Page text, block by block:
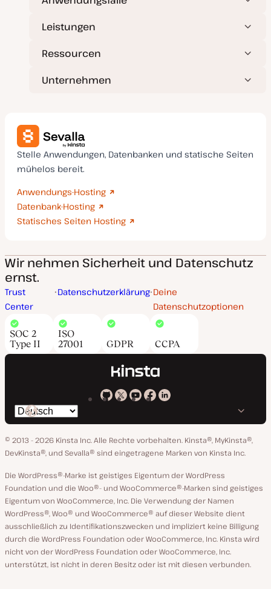
i
t
Leistungen
Ressourcen
Unternehmen
Stelle Anwendungen, Datenbanken und statische Seiten
mühelos bereit.
Anwendungs-Hosting
Datenbank-Hosting
Statisches Seiten Hosting
Wir nehmen Sicherheit und Datenschutz
ernst.
Trust
Center
Datenschutzerklärung Deine
Datenschutzoptionen
SOC 2
Type II
ISO
27001
GDPR CCPA
Kinsta
GitHub
Kinsta
X
Kinsta
YouTube
Kinsta
Facebook
Kinsta
LinkedIn
Spräche
ändern
© 2013 - 2026 Kinsta Inc. Alle Rechte vorbehalten. Kinsta®, MyKinsta®,
DevKinsta®, und Sevalla® sind eingetragene Marken von Kinsta Inc.
Die WordPress®-Marke ist geistiges Eigentum der WordPress
Foundation und die Woo®- und WooCommerce®-Marken sind geistiges
Eigentum von WooCommerce, Inc. Die Verwendung der Namen
WordPress®, Woo® und WooCommerce® auf dieser Website dient
ausschließlich zu Identifikationszwecken und impliziert keine Billigung
durch die WordPress Foundation oder WooCommerce, Inc. Kinsta wird
nicht von der WordPress Foundation oder WooCommerce, Inc.
unterstützt, ist nicht in deren Besitz oder ist mit diesen verbunden.